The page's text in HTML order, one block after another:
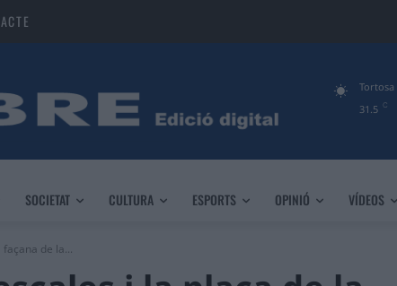
31.5 C
Tortosa
SOCIETAT CULTURA ESPORTS OPINIÓ VÍDEOS
de la...